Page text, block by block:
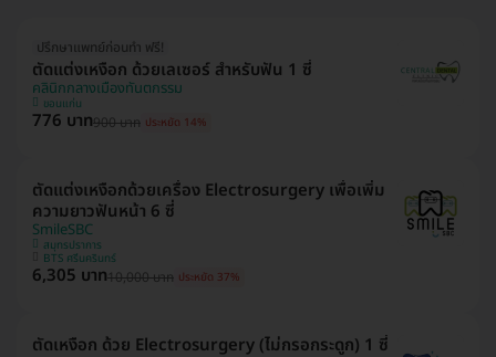
ปรึกษาแพทย์ก่อนทำ ฟรี!
ตัดแต่งเหงือก ด้วยเลเซอร์ สำหรับฟัน 1 ซี่
คลินิกกลางเมืองทันตกรรม
ขอนแก่น
776 บาท900 บาท ประหยัด 14%
ตัดแต่งเหงือกด้วยเครื่อง Electrosurgery เพื่อเพิ่ม
ความยาวฟันหน้า 6 ซี่
SmileSBC
สมุทรปราการ
BTS ศรีนครินทร์
6,305 บาท10,000 บาท ประหยัด 37%
ตัดเหงือก ด้วย Electrosurgery (ไม่กรอกระดูก) 1 ซี่